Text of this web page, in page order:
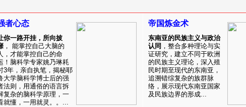
者心态
你一路开挂，所向披
， 能掌控自己大脑的
，才能掌控自己的命
！脑科学专家姚乃琳耗
3年，亲自执笔，揭秘耶
大学脑科学博士后的强
法则，用通俗的语言拆
复杂的脑科学原理，一
就懂，一用就灵。。...
帝国炼金术
东南亚的民族主义与政治
认同 ，整合多种理论与实
证研究，建立不同于欧洲
的民族主义理论，深入殖
民时期至现代的东南亚，
追溯错综复杂的族群脉
络，展示现代东南亚国家
及民族边界的形成...